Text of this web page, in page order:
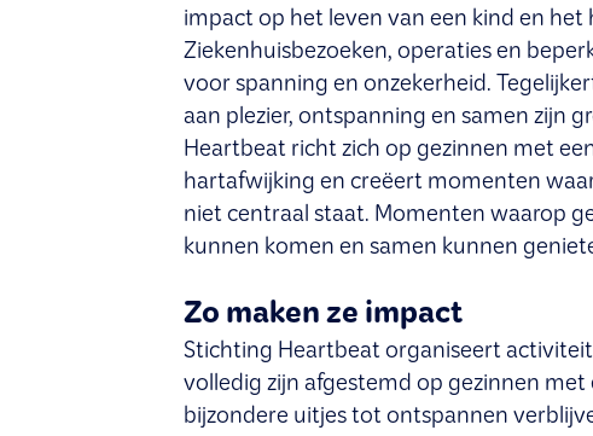
impact op het leven van een kind en het
Ziekenhuisbezoeken, operaties en
voor spanning en onzekerheid.
aan plezier, ontspanning en samen zijn
Heartbeat richt zich op gezinnen met
hartafwijking en creëert momenten
niet centraal staat. Momenten waarop
kunnen komen en samen kunnen
Zo maken ze impact
Stichting Heartbeat organiseert
volledig zijn afgestemd op gezinnen
bijzondere uitjes tot ontspannen